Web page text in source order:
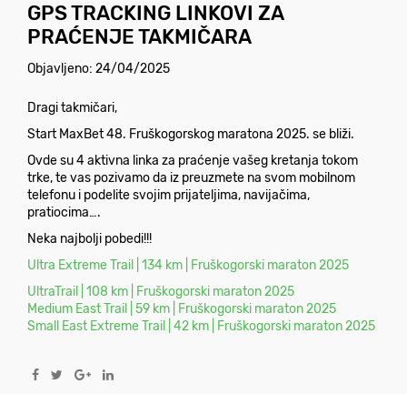
GPS TRACKING LINKOVI ZA
PRAĆENJE TAKMIČARA
Objavljeno: 24/04/2025
Dragi takmičari,
Start MaxBet 48. Fruškogorskog maratona 2025. se bliži.
Ovde su 4 aktivna linka za praćenje vašeg kretanja tokom
trke, te vas pozivamo da iz preuzmete na svom mobilnom
telefonu i podelite svojim prijateljima, navijačima,
pratiocima….
Neka najbolji pobedi!!!
Ultra Extreme Trail | 134 km | Fruškogorski maraton 2025
UltraTrail | 108 km | Fruškogorski maraton 2025
Medium East Trail | 59 km | Fruškogorski maraton 2025
Small East Extreme Trail | 42 km | Fruškogorski maraton 2025